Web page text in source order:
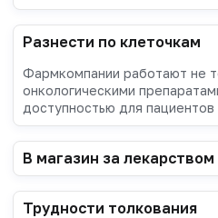
Разнести по клеточкам
Фармкомпании работают не
онкологическими
доступностью для пациентов
В магазин за лекарством
Трудности толкования